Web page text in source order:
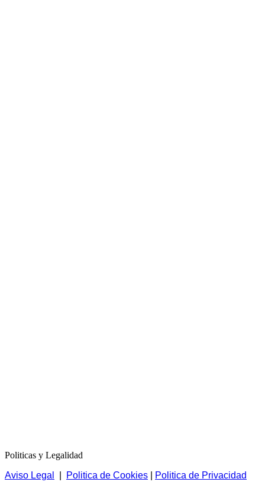
Politicas y Legalidad
Aviso Legal
Politica de Cookies Politica de Privacidad